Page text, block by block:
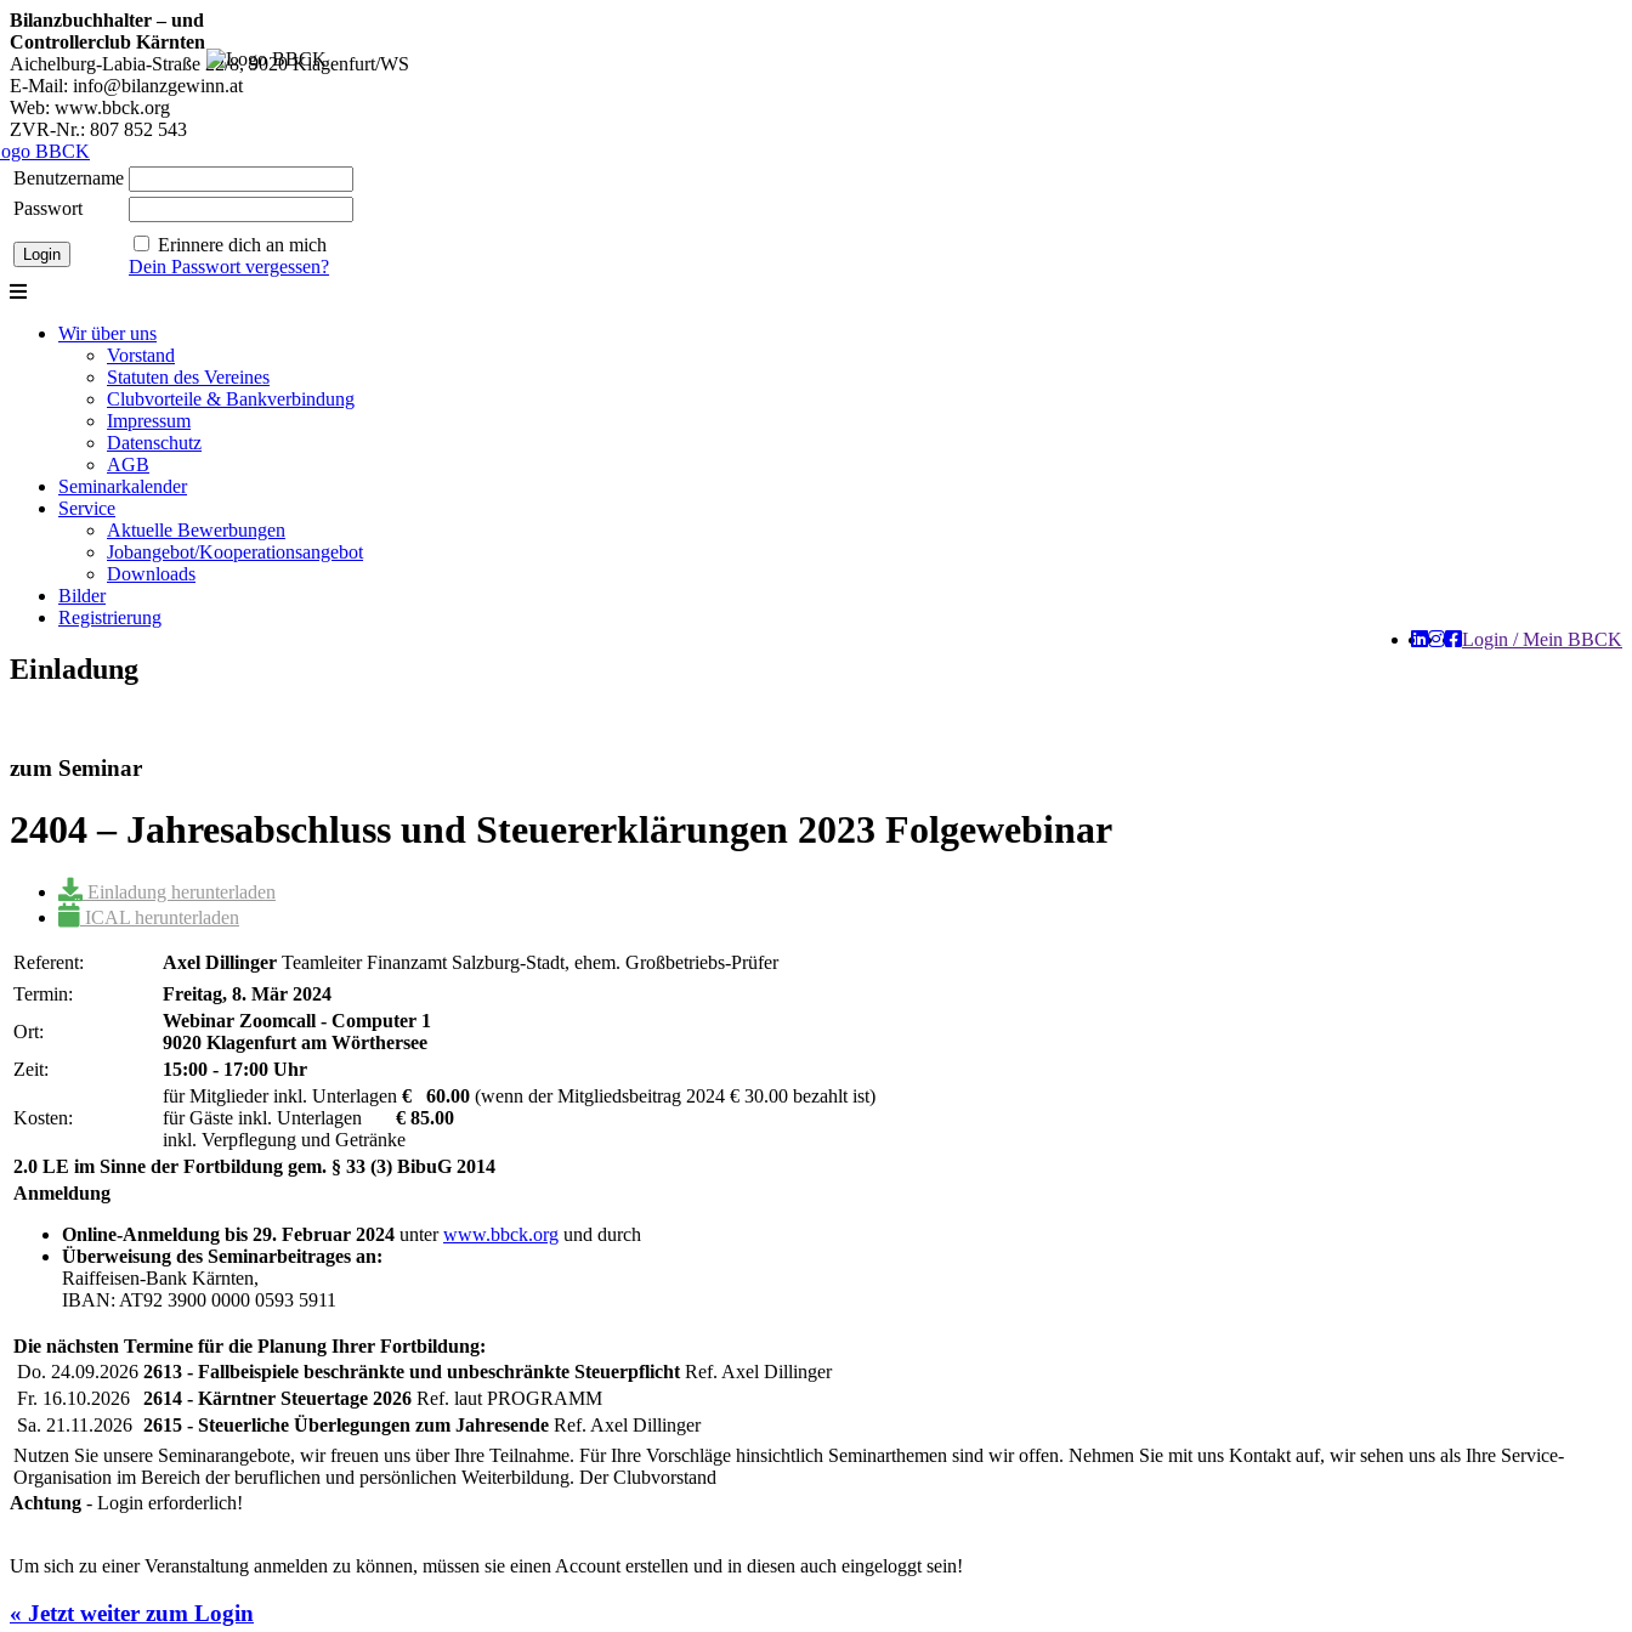
Bilanzbuchhalter – und
Controllerclub Kärnten
Aichelburg-Labia-Straße 22/8, 9020 Klagenfurt/WS
E-Mail: info@bilanzgewinn.at
Web: www.bbck.org
ZVR-Nr.: 807 852 543
Benutzername
Passwort
Erinnere dich an mich
Dein Passwort vergessen?
Wir über uns
Vorstand
Statuten des Vereines
Clubvorteile & Bankverbindung
Impressum
Datenschutz
AGB
Seminarkalender
Service
Aktuelle Bewerbungen
Jobangebot/Kooperationsangebot
Downloads
Bilder
Registrierung
Login / Mein BBCK
Einladung
zum Seminar
2404 – Jahresabschluss und Steuererklärungen 2023 Folgewebinar
Einladung herunterladen
ICAL herunterladen
Referent: Axel Dillinger Teamleiter Finanzamt Salzburg-Stadt, ehem. Großbetriebs-Prüfer
Termin:
Freitag, 8. Mär 2024
Ort:
Webinar Zoomcall - Computer 1
9020 Klagenfurt am Wörthersee
Zeit:
15:00 - 17:00 Uhr
Kosten:
für Mitglieder inkl. Unterlagen € 60.00 (wenn der Mitgliedsbeitrag 2024 € 30.00 bezahlt ist)
für Gäste inkl. Unterlagen € 85.00
inkl. Verpflegung und Getränke
2.0 LE im Sinne der Fortbildung gem. § 33 (3) BibuG 2014
Anmeldung
Online-Anmeldung bis 29. Februar 2024 unterwww.bbck.org und durch
Überweisung des Seminarbeitrages an:
Raiffeisen-Bank Kärnten,
IBAN: AT92 3900 0000 0593 5911
Die nächsten Termine für die Planung Ihrer Fortbildung:
Do. 24.09.2026 2613 - Fallbeispiele beschränkte und unbeschränkte SteuerpflichtRef. Axel Dillinger
Fr. 16.10.2026
2614 - Kärntner Steuertage 2026 Ref. laut PROGRAMM
Sa. 21.11.2026 2615 - Steuerliche Überlegungen zum Jahresende Ref. Axel Dillinger
Nutzen Sie unsere Seminarangebote, wir freuen uns über Ihre Teilnahme. Für Ihre Vorschläge hinsichtlich Seminarthemen sind wir offen. Nehmen Sie mit uns Kontakt auf, wir sehen uns als Ihre Service-
Organisation im Bereich der beruflichen und persönlichen Weiterbildung. Der Clubvorstand
Achtung - Login erforderlich!
Um sich zu einer Veranstaltung anmelden zu können, müssen sie einen Account erstellen und in diesen auch eingeloggt sein!
« Jetzt weiter zum Login